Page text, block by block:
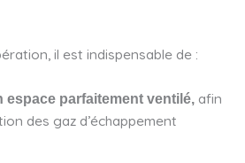
il est indispensable de :
espace parfaitement ventilé, afin
des gaz d’échappement